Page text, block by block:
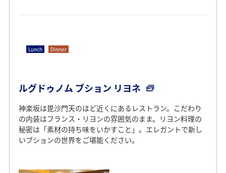
Lunch Dinner
ルグドゥノム ブション リヨネ
神楽坂は毘沙門天のほど近くにあるレストラン。こだわり
の内装はフランス・リヨンの雰囲気のまま。リヨン料理の
秘密は「素材の持ち味をいかすこと」。エレガントで新し
いブションの世界をご堪能ください。